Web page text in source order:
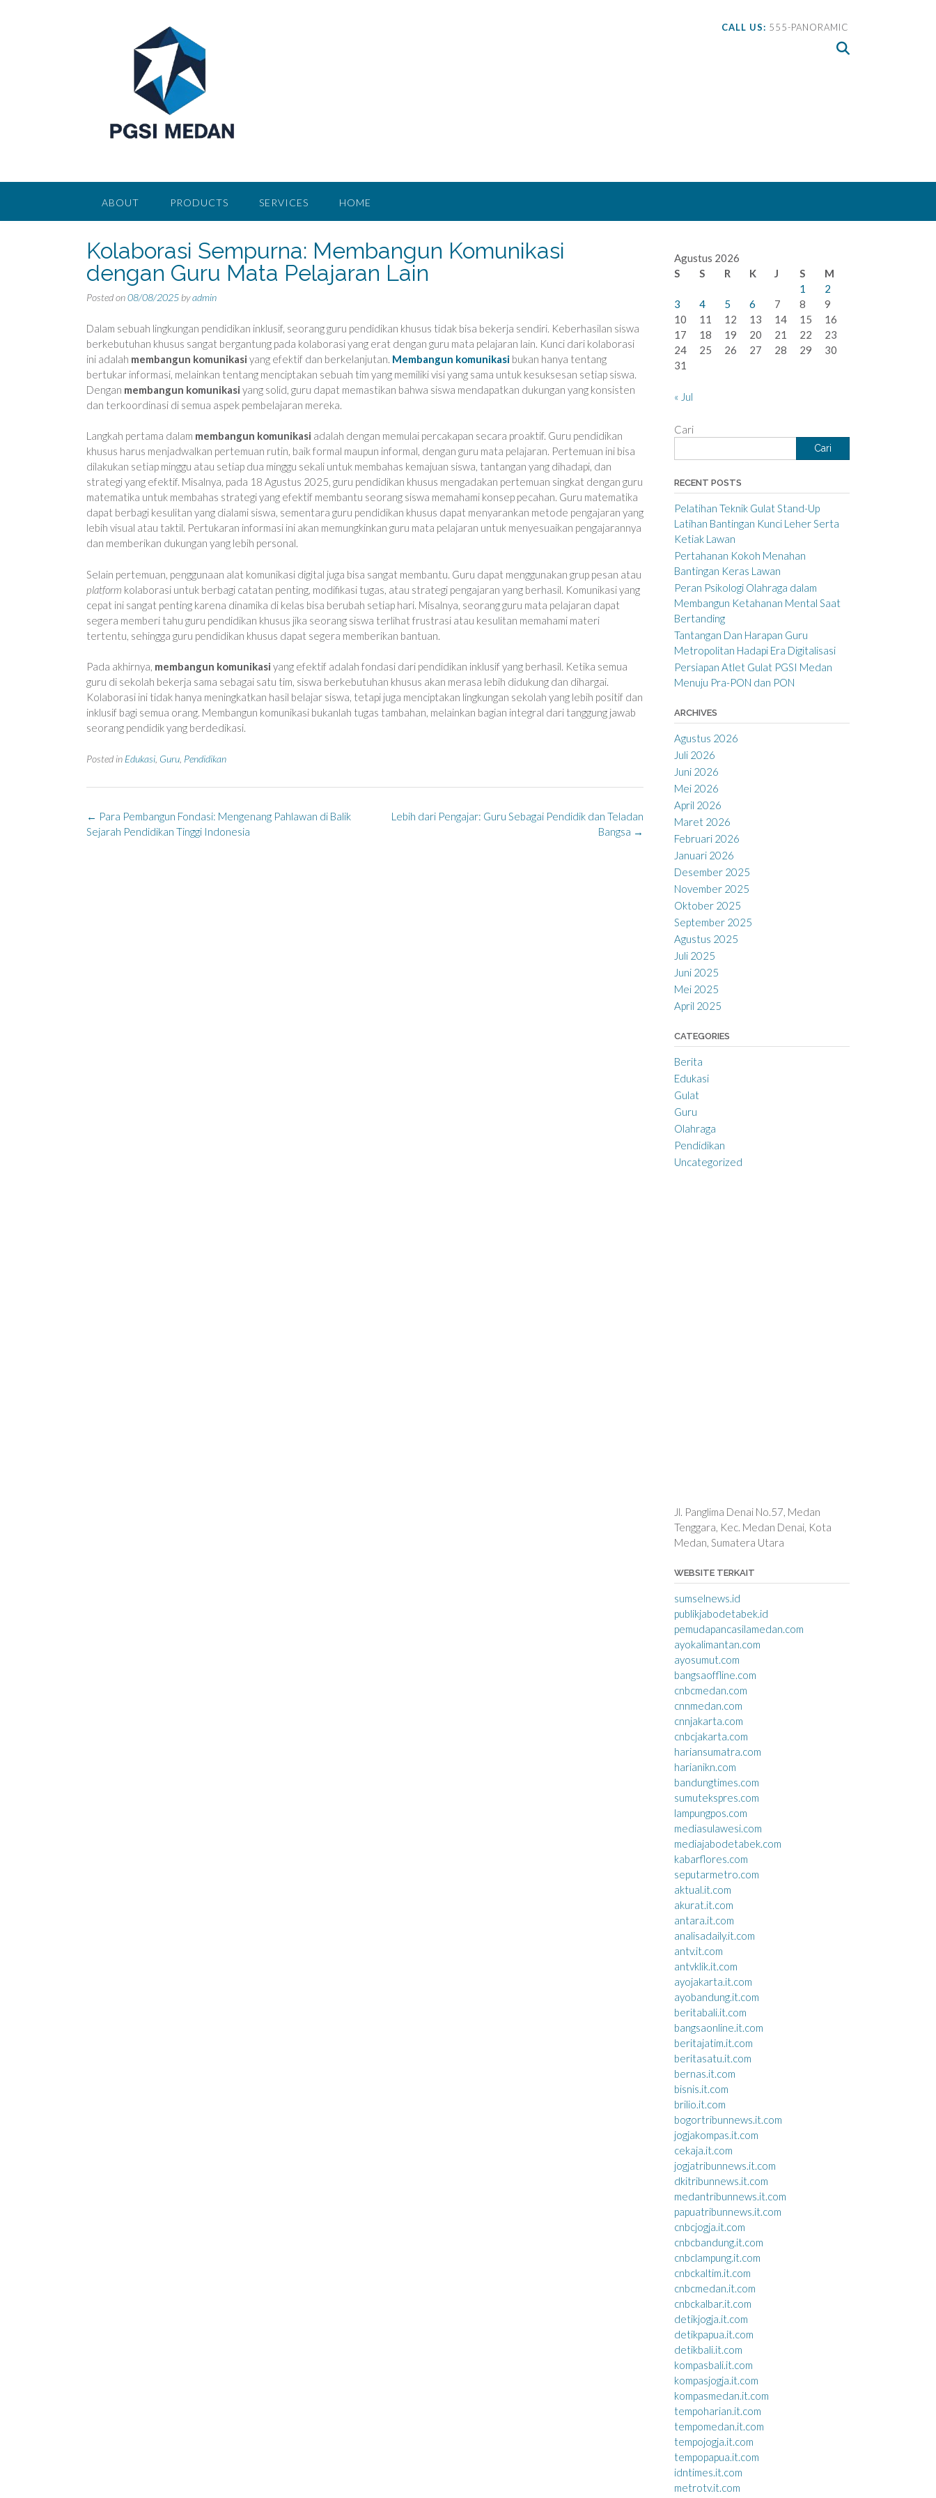
CALL US: 555-PANORAMIC
ABOUT PRODUCTS SERVICES HOME
Kolaborasi Sempurna: Membangun Komunikasi
dengan Guru Mata Pelajaran Lain
Posted on08/08/2025 byadmin
Dalam sebuah lingkungan pendidikan inklusif, seorang guru pendidikan khusus tidak bisa bekerja sendiri. Keberhasilan siswa
berkebutuhan khusus sangat bergantung pada kolaborasi yang erat dengan guru mata pelajaran lain. Kunci dari kolaborasi
ini adalah membangun komunikasi yang efektif dan berkelanjutan. Membangun komunikasi bukan hanya tentang
bertukar informasi, melainkan tentang menciptakan sebuah tim yang memiliki visi yang sama untuk kesuksesan setiap siswa.
Dengan membangun komunikasi yang solid, guru dapat memastikan bahwa siswa mendapatkan dukungan yang konsisten
dan terkoordinasi di semua aspek pembelajaran mereka.
Langkah pertama dalam membangun komunikasi adalah dengan memulai percakapan secara proaktif. Guru pendidikan
khusus harus menjadwalkan pertemuan rutin, baik formal maupun informal, dengan guru mata pelajaran. Pertemuan ini bisa
dilakukan setiap minggu atau setiap dua minggu sekali untuk membahas kemajuan siswa, tantangan yang dihadapi, dan
strategi yang efektif. Misalnya, pada 18 Agustus 2025, guru pendidikan khusus mengadakan pertemuan singkat dengan guru
matematika untuk membahas strategi yang efektif membantu seorang siswa memahami konsep pecahan. Guru matematika
dapat berbagi kesulitan yang dialami siswa, sementara guru pendidikan khusus dapat menyarankan metode pengajaran yang
lebih visual atau taktil. Pertukaran informasi ini akan memungkinkan guru mata pelajaran untuk menyesuaikan pengajarannya
dan memberikan dukungan yang lebih personal.
Selain pertemuan, penggunaan alat komunikasi digital juga bisa sangat membantu. Guru dapat menggunakan grup pesan atau
platform kolaborasi untuk berbagi catatan penting, modifikasi tugas, atau strategi pengajaran yang berhasil. Komunikasi yang
cepat ini sangat penting karena dinamika di kelas bisa berubah setiap hari. Misalnya, seorang guru mata pelajaran dapat
segera memberi tahu guru pendidikan khusus jika seorang siswa terlihat frustrasi atau kesulitan memahami materi
tertentu, sehingga guru pendidikan khusus dapat segera memberikan bantuan.
Pada akhirnya, membangun komunikasi yang efektif adalah fondasi dari pendidikan inklusif yang berhasil. Ketika semua
guru di sekolah bekerja sama sebagai satu tim, siswa berkebutuhan khusus akan merasa lebih didukung dan dihargai.
Kolaborasi ini tidak hanya meningkatkan hasil belajar siswa, tetapi juga menciptakan lingkungan sekolah yang lebih positif dan
inklusif bagi semua orang. Membangun komunikasi bukanlah tugas tambahan, melainkan bagian integral dari tanggung jawab
seorang pendidik yang berdedikasi.
Posted in Edukasi Guru Pendidikan
Post
navigation
Lebih dari Pengajar: Guru Sebagai Pendidik dan Teladan
Bangsa →
← Para Pembangun Fondasi: Mengenang Pahlawan di Balik
Sejarah Pendidikan Tinggi Indonesia
Agustus 2026
S
S R K J S
M
1
2
3
4 5 6 7 8
9
10
11 12 13 14 15
16
17
18 19 20 21 22
23
24
25 26 27 28 29
30
31
« Jul
Cari
Cari
RECENT POSTS
Pelatihan Teknik Gulat Stand-Up
Latihan Bantingan Kunci Leher Serta
Ketiak Lawan
Pertahanan Kokoh Menahan
Bantingan Keras Lawan
Peran Psikologi Olahraga dalam
Membangun Ketahanan Mental Saat
Bertanding
Tantangan Dan Harapan Guru
Metropolitan Hadapi Era Digitalisasi
Persiapan Atlet Gulat PGSI Medan
Menuju Pra-PON dan PON
ARCHIVES
Agustus 2026
Juli 2026
Juni 2026
Mei 2026
April 2026
Maret 2026
Februari 2026
Januari 2026
Desember 2025
November 2025
Oktober 2025
September 2025
Agustus 2025
Juli 2025
Juni 2025
Mei 2025
April 2025
CATEGORIES
Berita
Edukasi
Gulat
Guru
Olahraga
Pendidikan
Uncategorized
Jl. Panglima Denai No.57, Medan
Tenggara, Kec. Medan Denai, Kota
Medan, Sumatera Utara
WEBSITE TERKAIT
sumselnews.id
publikjabodetabek.id
pemudapancasilamedan.com
ayokalimantan.com
ayosumut.com
bangsaoffline.com
cnbcmedan.com
cnnmedan.com
cnnjakarta.com
cnbcjakarta.com
hariansumatra.com
harianikn.com
bandungtimes.com
sumutekspres.com
lampungpos.com
mediasulawesi.com
mediajabodetabek.com
kabarflores.com
seputarmetro.com
aktual.it.com
akurat.it.com
antara.it.com
analisadaily.it.com
antv.it.com
antvklik.it.com
ayojakarta.it.com
ayobandung.it.com
beritabali.it.com
bangsaonline.it.com
beritajatim.it.com
beritasatu.it.com
bernas.it.com
bisnis.it.com
brilio.it.com
bogortribunnews.it.com
jogjakompas.it.com
cekaja.it.com
jogjatribunnews.it.com
dkitribunnews.it.com
medantribunnews.it.com
papuatribunnews.it.com
cnbcjogja.it.com
cnbcbandung.it.com
cnbclampung.it.com
cnbckaltim.it.com
cnbcmedan.it.com
cnbckalbar.it.com
detikjogja.it.com
detikpapua.it.com
detikbali.it.com
kompasbali.it.com
kompasjogja.it.com
kompasmedan.it.com
tempoharian.it.com
tempomedan.it.com
tempojogja.it.com
tempopapua.it.com
idntimes.it.com
metrotv.it.com